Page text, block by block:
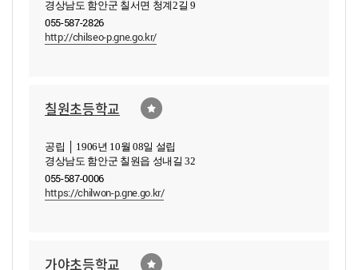
경상남도 함안군 칠서면 청계2길 9
055-587-2826
http://chilseo-p.gne.go.kr/
칠원초등학교
공립 │ 1906년 10월 08일 설립
경상남도 함안군 칠원읍 성내길 32
055-587-0006
https://chilwon-p.gne.go.kr/
가야초등학교